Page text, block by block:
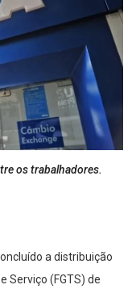
os trabalhadores.
a distribuição
Serviço (FGTS) de